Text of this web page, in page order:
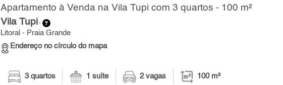
Apartamento à Venda na Vila Tupi com 3 quartos - 100 m²
Vila Tupi-
Litoral - Praia Grande
Endereço no círculo do mapa
3 quartos 1 suíte 2 vagas 100 m²